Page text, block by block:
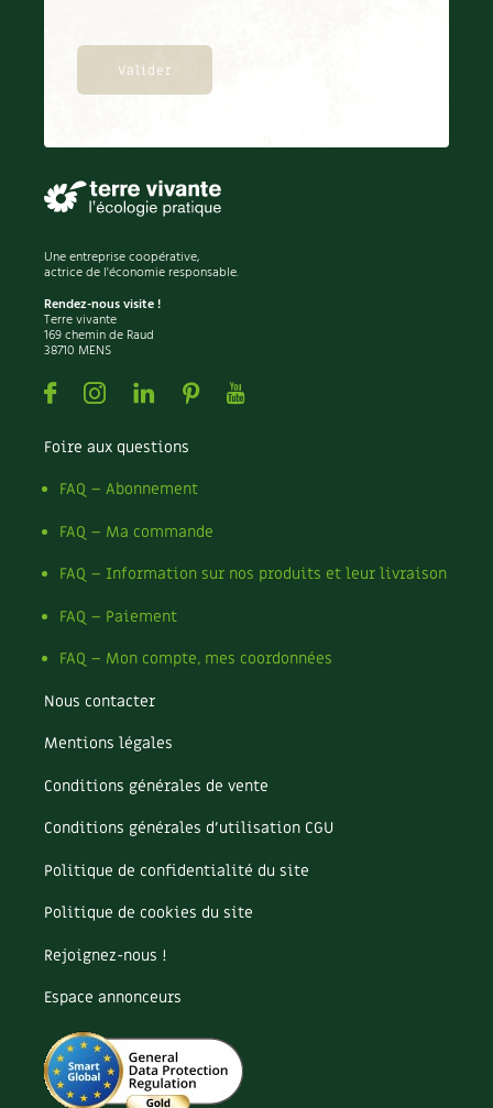
Pelouse
Permaculture
Pesticides
Petits pois
Piment
Pissenlit
Pizza
Plantes
Plantes d'extérieur
Plantes d'intérieur
Plantes médicinales
Plantes sauvages
Plants
Plastique
Poireau
Pollinisation
Pollution
Pomme
Potager
Potager en lasagnes
Poules
Prairie fleurie
Purin
Recette
Récup'
Réparation
Reproduction
Restauration
Rocaille
Ronce (ou mûre de jardin)
Roquette
Une entreprise coopérative,
actrice de l'économie responsable.
Rendez-nous visite !
Terre vivante
169 chemin de Raud
38710 MENS
FacebookInstagramLinkedin
PinterestYoutube
Foire aux questions
FAQ – Abonnement
FAQ – Ma commande
FAQ – Information sur nos produits et leur livraison
FAQ – Paiement
FAQ – Mon compte, mes coordonnées
Nous contacter
Mentions légales
Conditions générales de vente
Conditions générales d’utilisation CGU
Politique de confidentialité du site
Politique de cookies du site
Rejoignez-nous !
Espace annonceurs